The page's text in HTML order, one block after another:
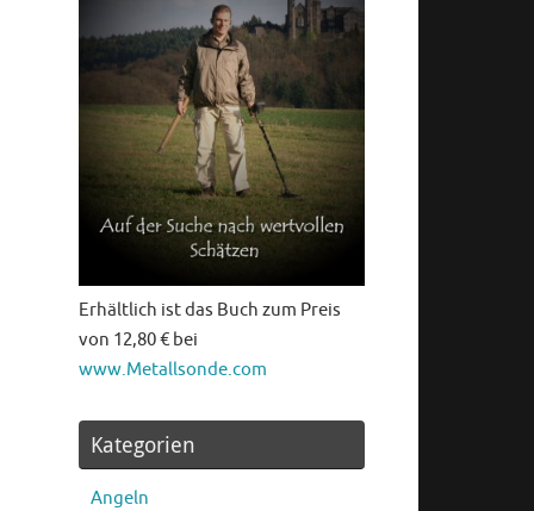
Erhältlich ist das Buch zum Preis
von 12,80 € bei
www.Metallsonde.com
Kategorien
Angeln